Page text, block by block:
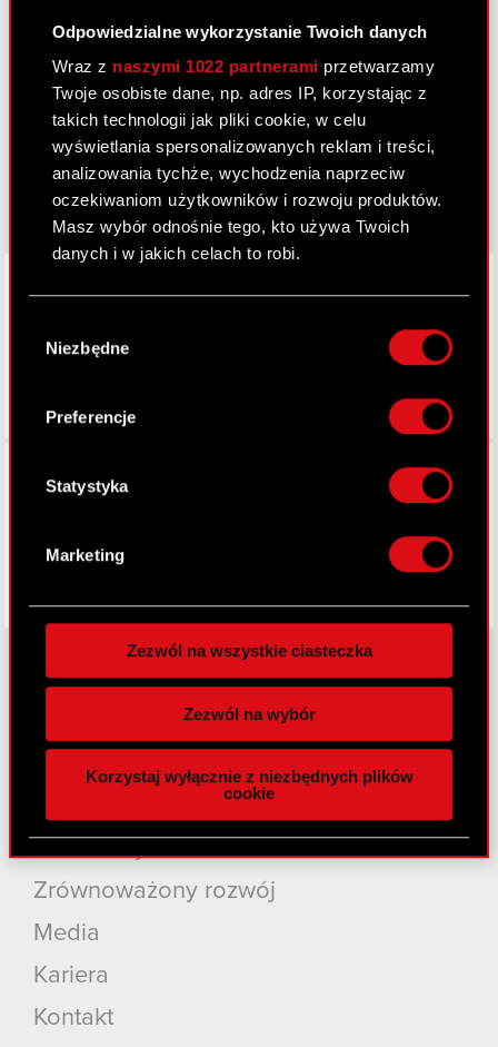
Odpowiedzialne wykorzystanie Twoich danych
Wraz z naszymi 1022 partnerami przetwarzamy
Twoje osobiste dane, np. adres IP, korzystając z
takich technologii jak pliki cookie, w celu
wyświetlania spersonalizowanych reklam i treści,
analizowania tychże, wychodzenia naprzeciw
oczekiwaniom użytkowników i rozwoju produktów.
Masz wybór odnośnie tego, kto używa Twoich
danych i w jakich celach to robi.
lokalizacji geograficznej z dokładnością nawet
Identyfikować Twoje urządzenie, aktywnie
analizując charakteryzującego je zbiory
palca)
osobiste dane są przetwarzane oraz ustaw własne
preferencje w
. W Deklaracji
zgodę w dowolnej chwili.
Wykorzystujemy pliki cookie do
funkcje społecznościowe i analizować ruch w
naszej witrynie. Informacje o tym, jak korzystasz
z naszej witryny, udostępniamy partnerom
Partnerzy mogą połączyć te informacje z innymi
danymi otrzymanymi od Ciebie lub uzyskanymi
podczas korzystania z ich usług. Kontynuując
używanie plików cookie.
zgody
Niezbędne
Preferencje
Statystyka
Marketing
Zezwól na wszystkie ciasteczka
Zezwól na wybór
Korzystaj wyłącznie z niezbędnych plików
cookie
Dowiedz się więcej:
thewitcher.com
cyberpunk.net
gear.cdprojektred.com
O CD PROJEKT
Grupa Kapitałowa
Zrównoważony rozwój
Media
Kariera
Kontakt